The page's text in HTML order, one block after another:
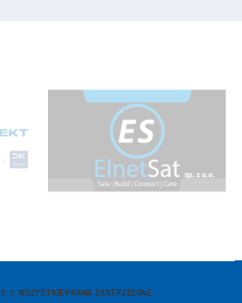
| WSZYSTKIE PRAWA ZASTRZEŻONE